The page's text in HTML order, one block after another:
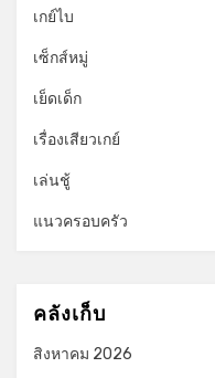
เกย์ไบ
เซ็กส์หมู่
เย็ดเด็ก
เรื่องเสียวเกย์
เล่นชู้
แนวครอบครัว
คลังเก็บ
สิงหาคม 2026